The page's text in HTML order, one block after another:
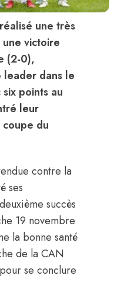
une très
victoire
(2-0),
leader dans le
points au
leur
du
contre la
ses
succès
19 novembre
la bonne santé
de la CAN
se conclure